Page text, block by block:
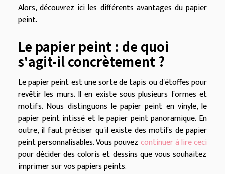
Alors, découvrez ici les différents avantages du papier
peint.
Le papier peint : de quoi
s'agit-il concrètement ?
Le papier peint est une sorte de tapis ou d'étoffes pour
revêtir les murs. Il en existe sous plusieurs formes et
motifs. Nous distinguons le papier peint en vinyle, le
papier peint intissé et le papier peint panoramique. En
outre, il faut préciser qu'il existe des motifs de papier
peint personnalisables. Vous pouvez continuer à lire ceci
pour décider des coloris et dessins que vous souhaitez
imprimer sur vos papiers peints.